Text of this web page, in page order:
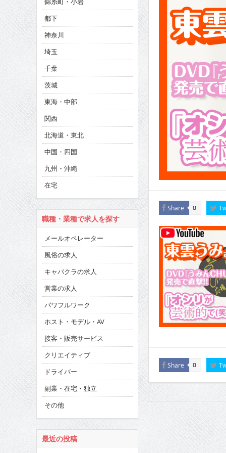
CINEMA×STYLE 285号
CINEMA×STYLE 294号
CINEMA×STYLE 293号
Share 0
Share 0
都下
神奈川
埼玉
千葉
茨城
東海・中部
関西
北海道・東北
中国・四国
九州・沖縄
在宅
職種・業種で求人を探す
メールオペレーター
風俗の求人
キャバクラの求人
営業の求人
パワフルワーク
ホスト・モデル・AV
接客・販売サービス
クリエイティブ
ドライバー
副業・在宅・独立
その他
最近の投稿